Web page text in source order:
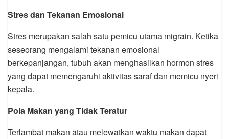
Stres dan Tekanan Emosional
Stres merupakan salah satu pemicu utama migrain. Ketika
seseorang mengalami tekanan emosional
berkepanjangan, tubuh akan menghasilkan hormon stres
yang dapat memengaruhi aktivitas saraf dan memicu nyeri
kepala.
Pola Makan yang Tidak Teratur
Terlambat makan atau melewatkan waktu makan dapat